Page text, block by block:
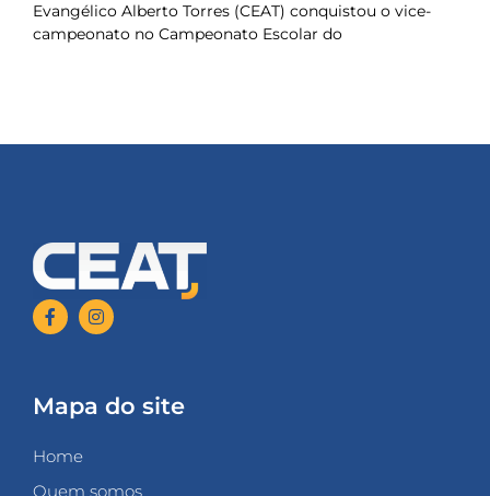
Evangélico Alberto Torres (CEAT) conquistou o vice-
campeonato no Campeonato Escolar do
Mapa do site
Home
Quem somos